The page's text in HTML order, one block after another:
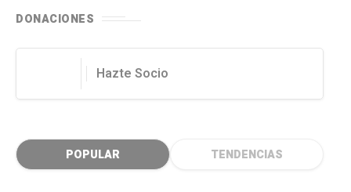
DONACIONES
Hazte Socio
POPULAR TENDENCIAS